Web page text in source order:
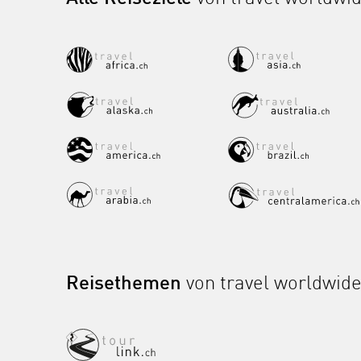
Reisethemen von travel worldwide